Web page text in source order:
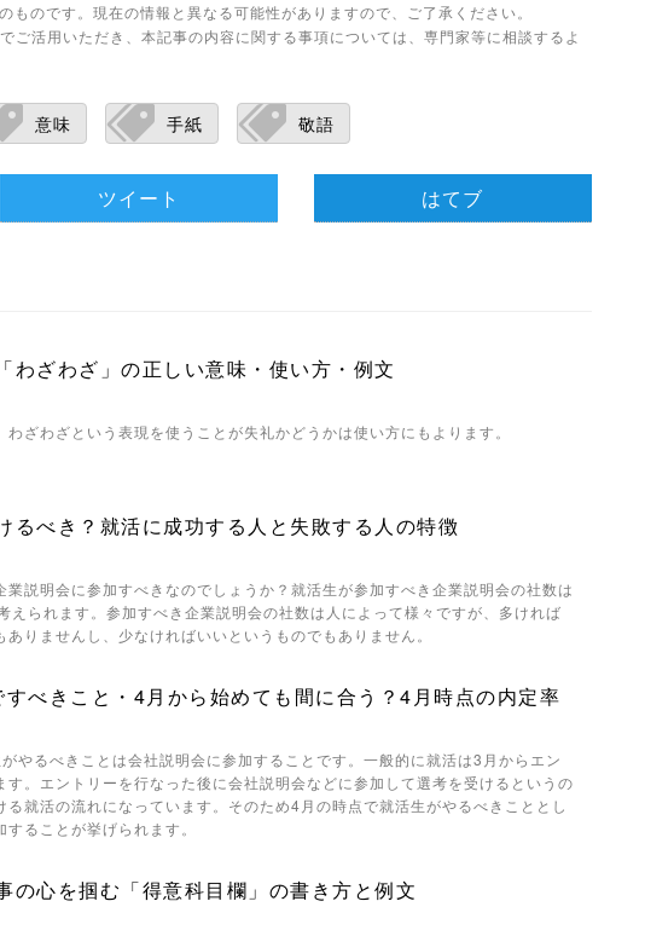
のです。現在の情報と異なる可能性がありますので、ご了承ください。
ご活用いただき、本記事の内容に関する事項については、専門家等に相談するよ
意味 手紙 敬語
ツイート はてブ
わざわざ」の正しい意味・使い方・例文
わざわざという表現を使うことが失礼かどうかは使い方にもよります。
るべき？就活に成功する人と失敗する人の特徴
業説明会に参加すべきなのでしょうか？就活生が参加すべき企業説明会の社数は
えられます。参加すべき企業説明会の社数は人によって様々ですが、多ければ
ありませんし、少なければいいというものでもありません。
べきこと・4月から始めても間に合う？4月時点の内定率
やるべきことは会社説明会に参加することです。一般的に就活は3月からエン
す。エントリーを行なった後に会社説明会などに参加して選考を受けるというの
る就活の流れになっています。そのため4月の時点で就活生がやるべきこととし
ることが挙げられます。
の心を掴む「得意科目欄」の書き方と例文